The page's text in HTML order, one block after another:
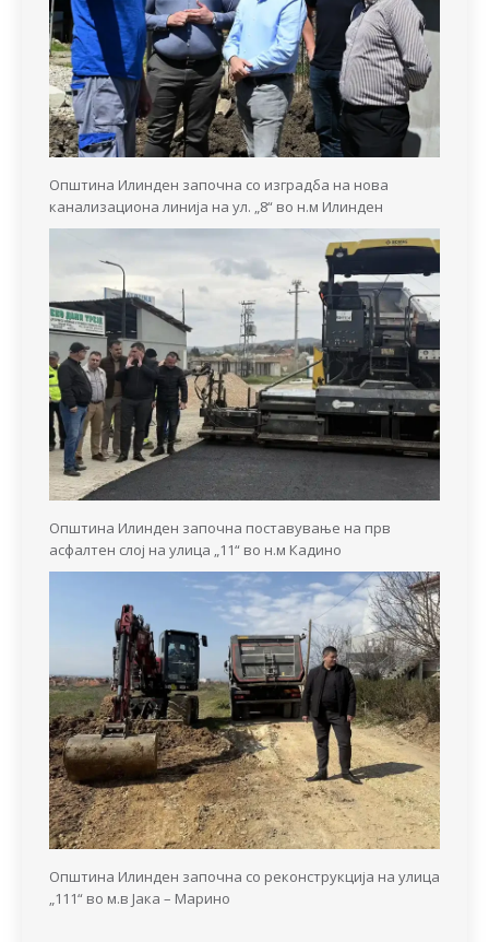
Општина Илинден започна со изградба на нова
канализациона линија на ул. „8“ во н.м Илинден
Општина Илинден започна поставување на прв
асфалтен слој на улица „11“ во н.м Кадино
Општина Илинден започна со реконструкција на улица
„111“ во м.в Јака – Марино